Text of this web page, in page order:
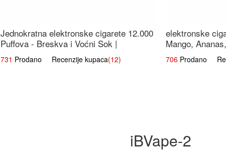
Jednokratna elektronske cigarete 12.000
Puffova - Breskva i Voćni Sok |
Osježavajuća Voćna Mješavina
731 Prodano Recenzije kupaca(12)
elektronske
Mango,
Voćna Mješavina
706Prodano
iBVape-2